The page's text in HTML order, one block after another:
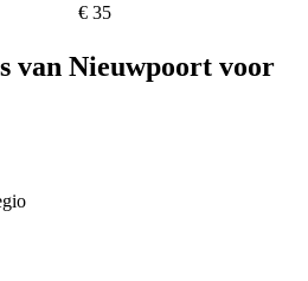
€ 35
van Nieuwpoort voor